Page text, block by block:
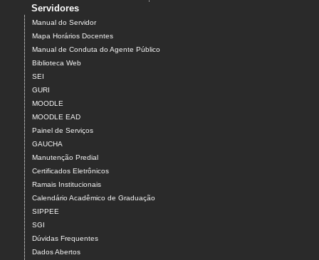
Servidores
Manual do Servidor
Mapa Horários Docentes
Manual de Conduta do Agente Público
Biblioteca Web
SEI
GURI
MOODLE
MOODLE EAD
Painel de Serviços
GAUCHA
Manutenção Predial
Certificados Eletrônicos
Ramais Institucionais
Calendário Acadêmico de Graduação
SIPPEE
SGI
Dúvidas Frequentes
Dados Abertos